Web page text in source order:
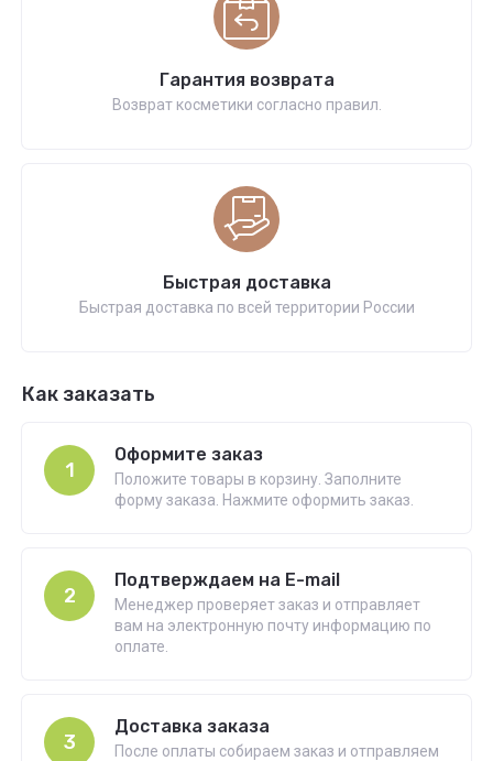
Гарантия возврата
Возврат косметики согласно правил.
Быстрая доставка
Быстрая доставка по всей территории России
Как заказать
1
Оформите заказ
Положите товары в корзину. Заполните
форму заказа. Нажмите оформить заказ.
2
Подтверждаем на E-mail
Менеджер проверяет заказ и отправляет
вам на электронную почту информацию по
оплате.
3
Доставка заказа
После оплаты собираем заказ и отправляем